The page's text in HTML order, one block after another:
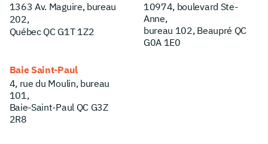
1363 Av. Maguire, bureau
202,
Québec QC G1T 1Z2
10974, boulevard Ste-
Anne,
bureau 102, Beaupré QC
G0A 1E0
Baie Saint-Paul
4, rue du Moulin, bureau
101,
Baie-Saint-Paul QC G3Z
2R8